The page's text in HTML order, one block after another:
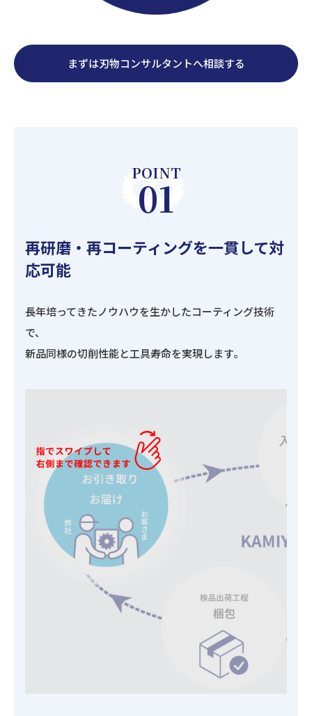
まずは刃物コンサルタントへ相談する
POINT
01
再研磨・再コーティングを一貫して対
応可能
長年培ってきたノウハウを生かしたコーティング技術
で、
新品同様の切削性能と工具寿命を実現します。